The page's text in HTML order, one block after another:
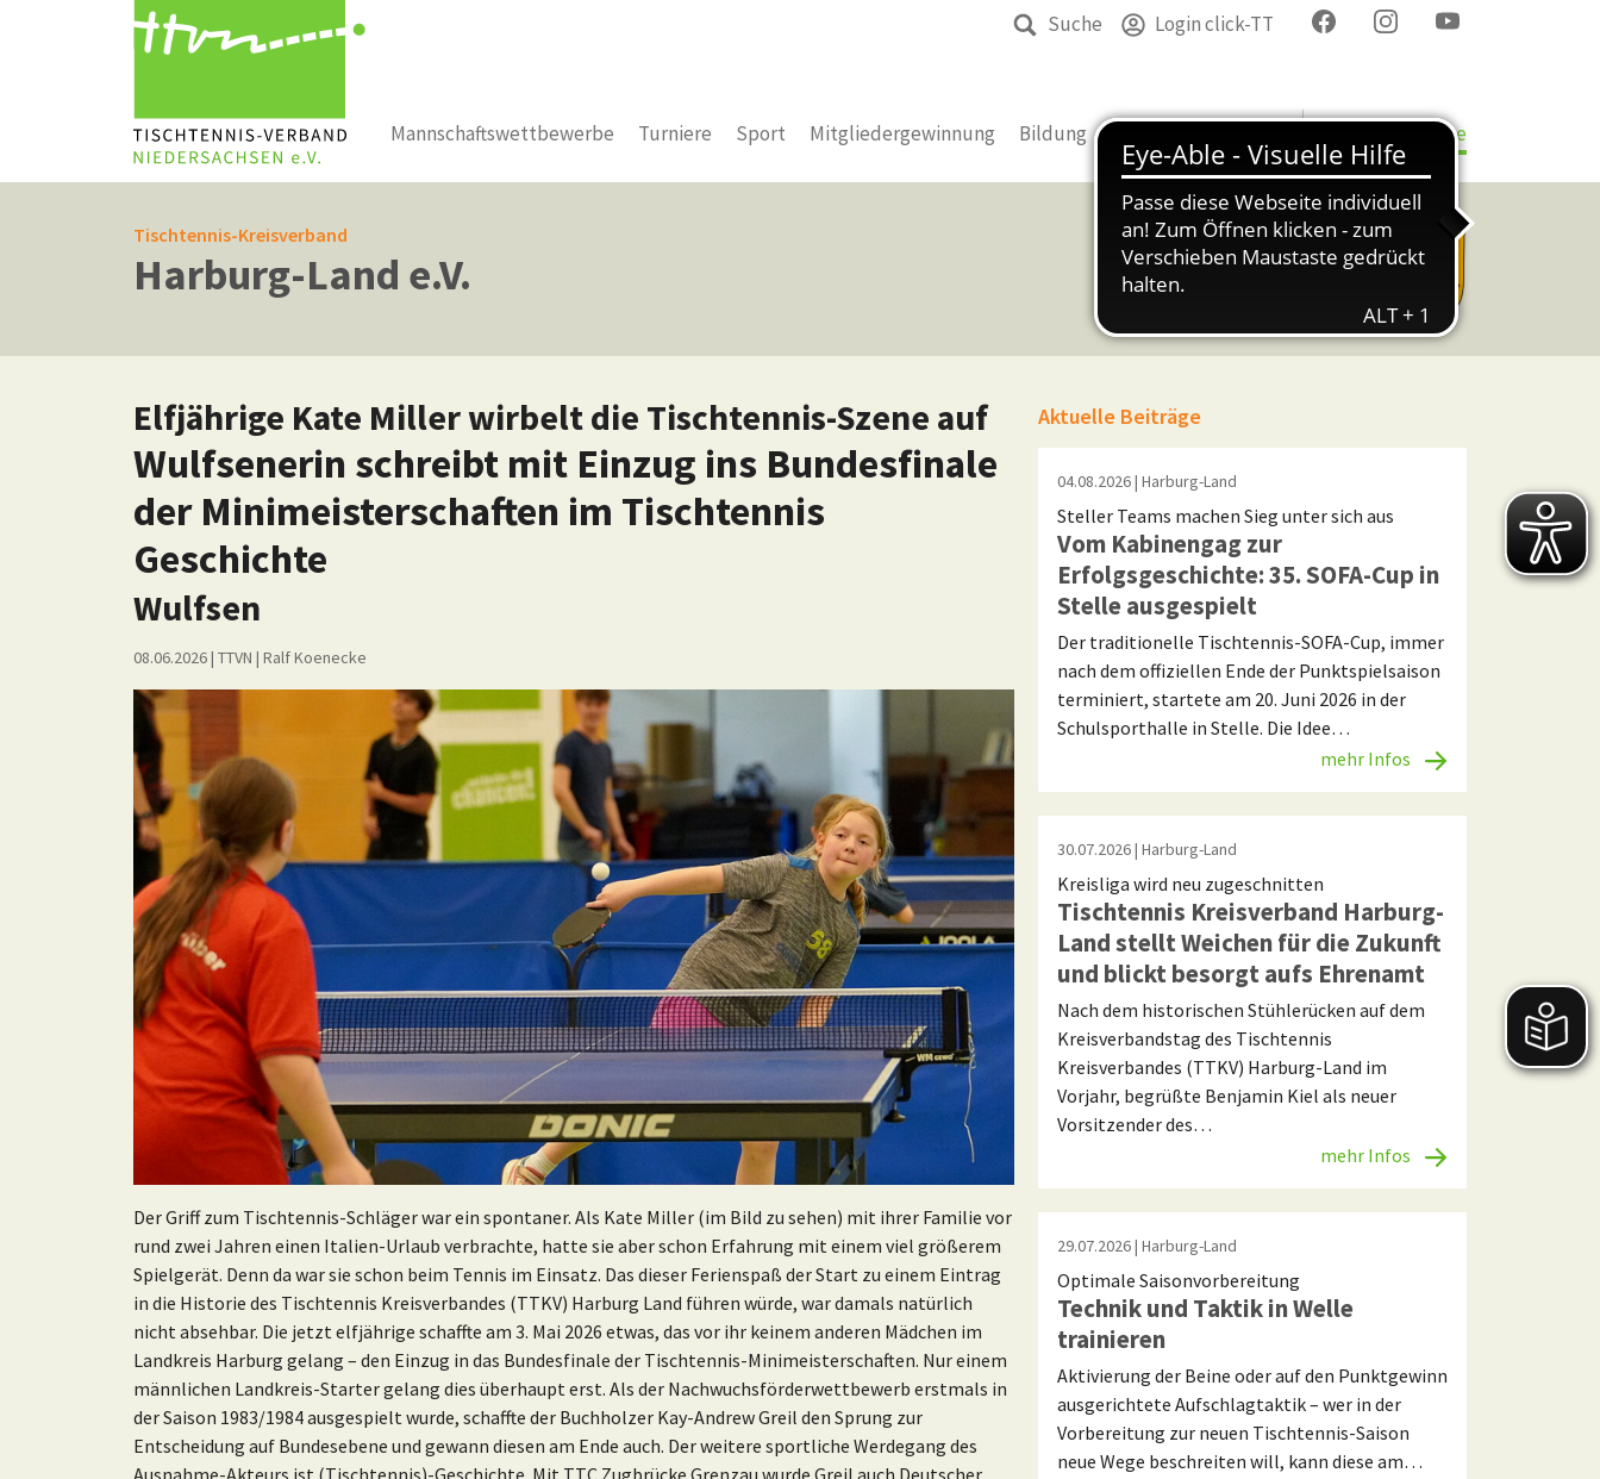
Suche Login click-TT
Mannschaftswettbewerbe Turniere Sport Mitgliedergewinnung Bildung Bezirke & Kreise
Tischtennis-Kreisverband
Harburg-Land e.V.
Elfjährige Kate Miller wirbelt die Tischtennis-Szene auf
Wulfsenerin schreibt mit Einzug ins Bundesfinale
der Minimeisterschaften im Tischtennis
Geschichte
Wulfsen
08.06.2026| TTVN | Ralf Koenecke
Der Griff zum Tischtennis-Schläger war ein spontaner. Als Kate Miller (im Bild zu sehen) mit ihrer Familie vor
rund zwei Jahren einen Italien-Urlaub verbrachte, hatte sie aber schon Erfahrung mit einem viel größerem
Spielgerät. Denn da war sie schon beim Tennis im Einsatz. Das dieser Ferienspaß der Start zu einem Eintrag
in die Historie des Tischtennis Kreisverbandes (TTKV) Harburg Land führen würde, war damals natürlich
nicht absehbar. Die jetzt elfjährige schaffte am 3. Mai 2026 etwas, das vor ihr keinem anderen Mädchen im
Landkreis Harburg gelang – den Einzug in das Bundesfinale der Tischtennis-Minimeisterschaften. Nur einem
männlichen Landkreis-Starter gelang dies überhaupt erst. Als der Nachwuchsförderwettbewerb erstmals in
der Saison 1983/1984 ausgespielt wurde, schaffte der Buchholzer Kay-Andrew Greil den Sprung zur
Entscheidung auf Bundesebene und gewann diesen am Ende auch. Der weitere sportliche Werdegang des
Aktuelle Beiträge
04.08.2026| Harburg-Land
Steller Teams machen Sieg unter sich aus
Vom Kabinengag zur
Erfolgsgeschichte: 35. SOFA-Cup in
Stelle ausgespielt
Der traditionelle Tischtennis-SOFA-Cup, immer
nach dem offiziellen Ende der Punktspielsaison
terminiert, startete am 20. Juni 2026 in der
Schulsporthalle in Stelle. Die Idee…
mehr Infos
30.07.2026| Harburg-Land
Kreisliga wird neu zugeschnitten
Tischtennis Kreisverband Harburg-
Land stellt Weichen für die Zukunft
und blickt besorgt aufs Ehrenamt
Nach dem historischen Stühlerücken auf dem
Kreisverbandstag des Tischtennis
Kreisverbandes (TTKV) Harburg-Land im
Vorjahr, begrüßte Benjamin Kiel als neuer
Vorsitzender des…
mehr Infos
29.07.2026| Harburg-Land
Optimale Saisonvorbereitung
Technik und Taktik in Welle
trainieren
Aktivierung der Beine oder auf den Punktgewinn
ausgerichtete Aufschlagtaktik – wer in der
Vorbereitung zur neuen Tischtennis-Saison
neue Wege beschreiten will, kann diese am…